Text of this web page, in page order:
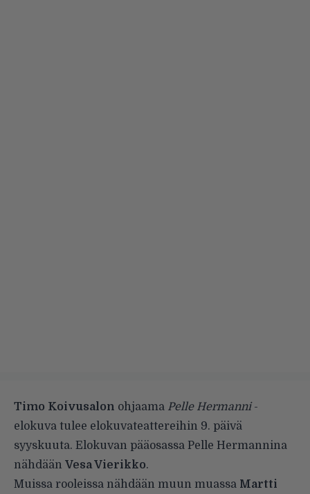
Timo Koivusalon ohjaama Pelle Hermanni-
elokuva tulee elokuvateattereihin 9. päivä
syyskuuta. Elokuvan pääosassa Pelle Hermannina
nähdään Vesa Vierikko.
Muissa rooleissa nähdään muun muassa Martti